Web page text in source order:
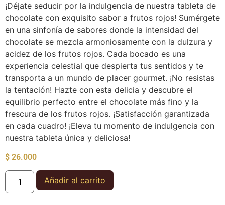
¡Déjate seducir por la indulgencia de nuestra tableta de
chocolate con exquisito sabor a frutos rojos! Sumérgete
en una sinfonía de sabores donde la intensidad del
chocolate se mezcla armoniosamente con la dulzura y
acidez de los frutos rojos. Cada bocado es una
experiencia celestial que despierta tus sentidos y te
transporta a un mundo de placer gourmet. ¡No resistas
la tentación! Hazte con esta delicia y descubre el
equilibrio perfecto entre el chocolate más fino y la
frescura de los frutos rojos. ¡Satisfacción garantizada
en cada cuadro! ¡Eleva tu momento de indulgencia con
nuestra tableta única y deliciosa!
$ 26.000
Añadir al carrito